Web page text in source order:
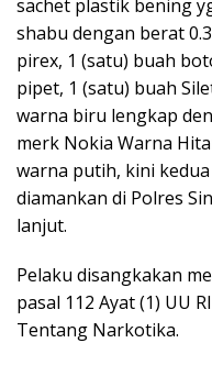
sachet plastik bening
shabu dengan berat
pirex, 1 (satu) buah
pipet, 1 (satu) buah
warna biru lengkap
merk Nokia Warna
warna putih, kini
diamankan di Polres
lanjut.
Pelaku disangkakan
pasal 112 Ayat (1) UU
Tentang Narkotika.